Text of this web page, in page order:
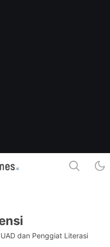
dan Penggiat Literasi